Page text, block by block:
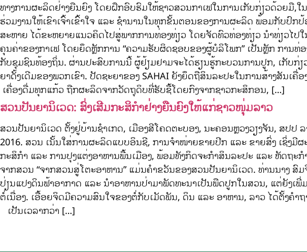
ທາງການຜະລິດຢ່າງຍືນຍົງ ໂດຍຝຶກອົບຮົມໃຫ້ຊາວສວນກາເຟໃນການເກັບກ່ຽວດ້ວຍ
ຮ່ວມງານໃຫ້ເຂົາເຈົ້າເຂົ້າໃຈ ແລະ ຊຳນານໃນທຸກຂັ້ນຕອນຂອງການຜະລິດ ພ້ອມກັບປົ
ສະຫາຍ ໄດ້ຂະຫຍາຍແນວຄິດໄປສູ່ພາກການທ່ອງທ່ຽວ ໂດຍຈັດທົວທ່ອງທ່ຽວ ນຳທ່ຽວໄປ
ຄຸນຄ່າຂອງກາເຟ ໂດຍຍຶດຫຼັກການ “ຄວາມຮັບຜິດຊອບຂອງຜູ້ບໍລິໂພກ” ເປັນຫຼັກ ການ
ກັບຊຸມຊົນທ້ອງຖິ່ນ. ຜ່ານປະສົບການນີ້ ຜູ້ຢ້ຽມຢາມຈະໄດ້ຮຽນຮູ້ກະບວນການປູກ, ເກັບ
ຍາດັ້ງເດີມຂອງພວກເຂົາ. ປັດຊະຍາຂອງ SAHAI ຍັງຍຶດຖືສິນລະປະໃນການສ້າງສັນ
ເຄື່ອງດື່ມທຸກແກ້ວ ຖືກຜະລິດຈາກວັດຖຸດິບທີ່ຮັບຊື້ໂດຍກົງຈາກຊາວກະສິກອນ, […]
ສວນປັນຍານິເວດ: ສົ່ງເສີມກະສິກຳຢ່າງຍືນຍົງໃຫ້ແກ່ຊາວໜຸ່ມລາວ
ສວນປັນຍານິເວດ ຕັ້ງຢູ່ບ້ານຊໍາເກດ, ເມືອງສີໂຄດຕະບອງ, ນະຄອນຫຼວງວຽງຈັນ, ສປ
2016. ສວນ ເນັ້ນໃສ່ການຜະລິດແບບອິນຊີ, ການຈຳໜ່າຍຂາຍປີກ ແລະ ຂາຍສົ່ງ ເຊິ່ງ
ກະສິກຳ ແລະ ການປຸງແຕ່ງອາຫານພື້ນເມືອງ, ພ້ອມທັງກິດຈະກຳສິນລະປະ ແລະ ຫັດຖ
ຈາກສວນ “ຈາກສວນສູ່ໂຕະອາຫານ” ແມ່ນຄຳຂວັນຂອງສວນປັນຍານິເວດ. ທ່ານນາງ
ປ່ຽນແປງດິນຟ້າອາກາດ ແລະ ນຳອາຫານປ່າມາພັດທະນາເປັນພືດປູກໃນສວນ, ແຕ່ຍັງ
ຕໍ່ເນື່ອງ. ເອື້ອຍຈິດມີຄວາມສົນໃຈຂອງຕໍ່ກັບເມັດພັນ, ດິນ ແລະ ອາຫານ, ລາວ ໄດ້ຕັ້ງຄ
ເປັນເວລາກວ່າ […]